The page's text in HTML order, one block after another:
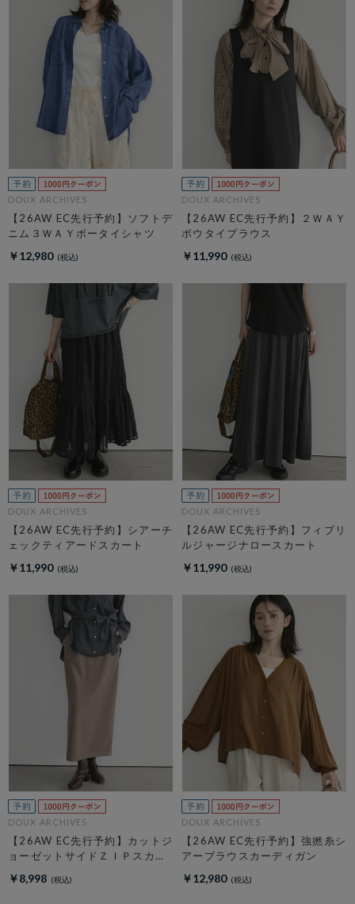
DOUX ARCHIVES
【26AW EC先行予約】ソフトデ
ニム３ＷＡＹボータイシャツ
￥12,980
DOUX ARCHIVES
【26AW EC先行予約】２ＷＡＹ
ボウタイブラウス
￥11,990
DOUX ARCHIVES
【26AW EC先行予約】シアーチ
ェックティアードスカート
￥11,990
DOUX ARCHIVES
【26AW EC先行予約】フィブリ
ルジャージナロースカート
￥11,990
DOUX ARCHIVES
【26AW EC先行予約】カットジ
ョーゼットサイドＺＩＰスカー
￥8,998
DOUX ARCHIVES
【26AW EC先行予約】強撚糸シ
アーブラウスカーディガン
￥12,980